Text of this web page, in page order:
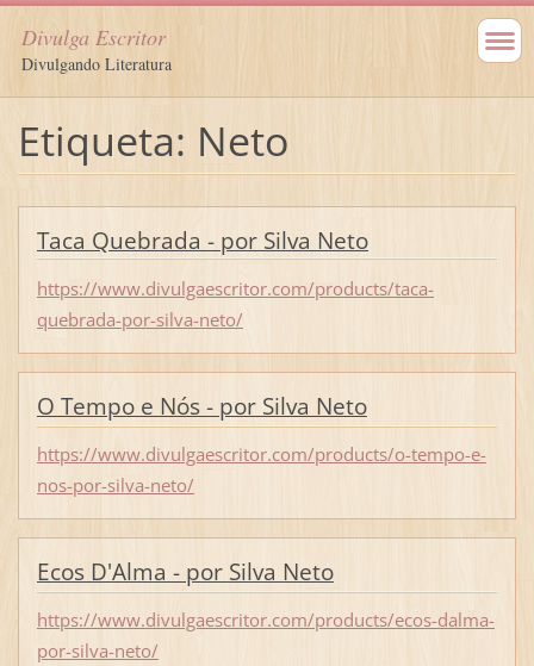
Divulga Escritor
Divulgando Literatura
Etiqueta: Neto
Taca Quebrada - por Silva Neto
https://www.divulgaescritor.com/products/taca-
quebrada-por-silva-neto/
O Tempo e Nós - por Silva Neto
https://www.divulgaescritor.com/products/o-tempo-e-
nos-por-silva-neto/
Ecos D'Alma - por Silva Neto
https://www.divulgaescritor.com/products/ecos-dalma-
por-silva-neto/